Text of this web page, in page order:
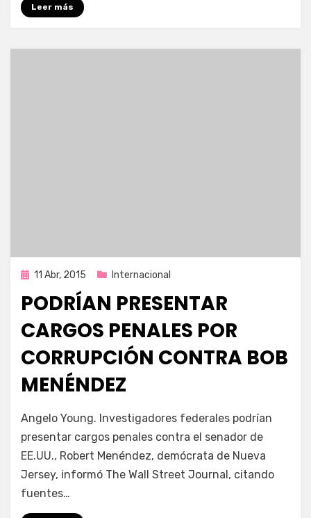
Leer más
Publicada
11 Abr, 2015 Internacional
PODRÍAN PRESENTAR
CARGOS PENALES POR
CORRUPCIÓN CONTRA BOB
MENÉNDEZ
por Enrique
Angelo Young. Investigadores federales podrían
presentar cargos penales contra el senador de
EE.UU., Robert Menéndez, demócrata de Nueva
Jersey, informó The Wall Street Journal, citando
fuentes…